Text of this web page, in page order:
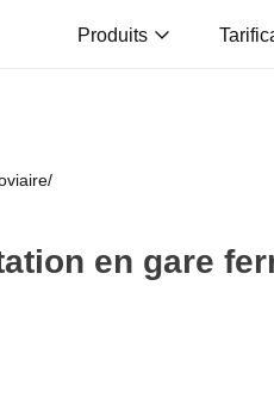
Produits
/
en gare